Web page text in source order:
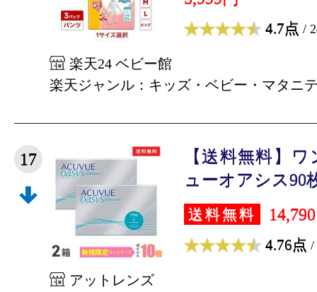
4.7点 /
楽天24 ベビー館
楽天ジャンル：キッズ・ベビー・マタニ
17
【送料無料】
ューオアシス90
送料無料
4.76点 /
アットレンズ